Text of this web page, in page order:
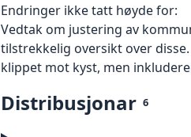
Endringer ikke tatt høyde for:
Vedtak om justering av
tilstrekkelig oversikt over
klippet mot kyst, men
Distribusjonar 6